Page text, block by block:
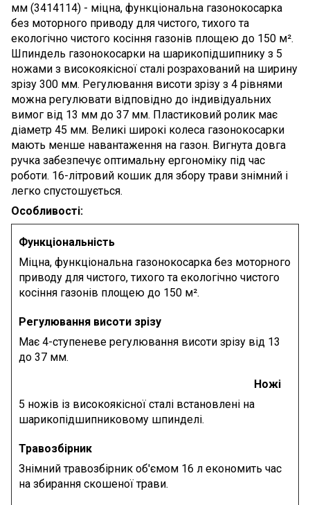
мм (3414114) - міцна, функціональна газонокосарка
без моторного приводу для чистого, тихого та
екологічно чистого косіння газонів площею до 150 м².
Шпиндель газонокосарки на шарикопідшипнику з 5
ножами з високоякісної сталі розрахований на ширину
зрізу 300 мм. Регулювання висоти зрізу з 4 рівнями
можна регулювати відповідно до індивідуальних
вимог від 13 мм до 37 мм. Пластиковий ролик має
діаметр 45 мм. Великі широкі колеса газонокосарки
мають менше навантаження на газон. Вигнута довга
ручка забезпечує оптимальну ергономіку під час
роботи. 16-літровий кошик для збору трави знімний і
легко спустошується.
Особливості:
Функціональність
Міцна, функціональна газонокосарка без моторного
приводу для чистого, тихого та екологічно чистого
косіння газонів площею до 150 м².
Регулювання висоти зрізу
Має 4-ступеневе регулювання висоти зрізу від 13
до 37 мм.
Ножі
5 ножів із високоякісної сталі встановлені на
шарикопідшипниковому шпинделі.
Травозбірник
Знімний травозбірник об'ємом 16 л економить час
на збирання скошеної трави.